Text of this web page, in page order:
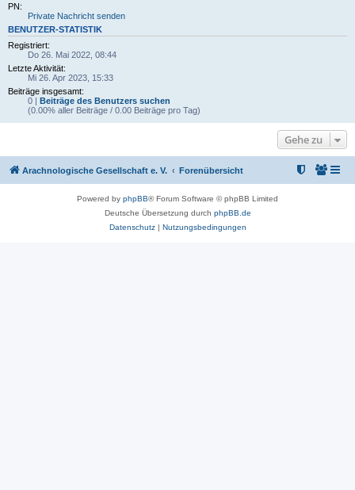
PN:
Private Nachricht senden
BENUTZER-STATISTIK
Registriert:
Do 26. Mai 2022, 08:44
Letzte Aktivität:
Mi 26. Apr 2023, 15:33
Beiträge insgesamt:
0 | Beiträge des Benutzers suchen
(0.00% aller Beiträge / 0.00 Beiträge pro Tag)
Gehe zu
Arachnologische Gesellschaft e. V. Forenübersicht
Powered by phpBB® Forum Software © phpBB Limited
Deutsche Übersetzung durch phpBB.de
Datenschutz| Nutzungsbedingungen